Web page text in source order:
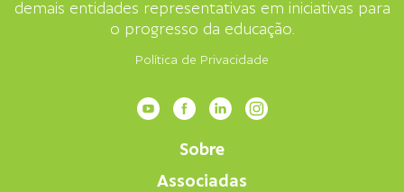
demais entidades representativas em iniciativas para
o progresso da educação.
Política de Privacidade
Sobre
Associadas